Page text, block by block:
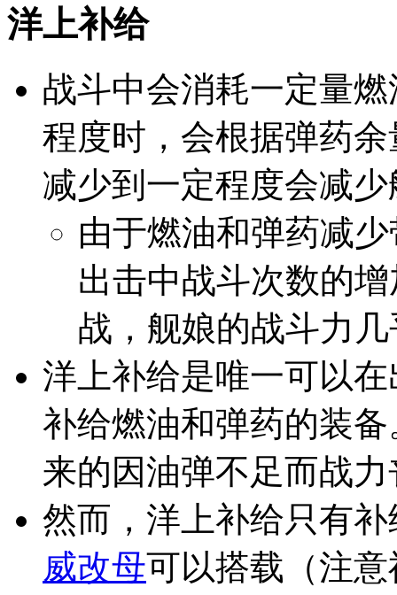
洋上补给
战斗中会消耗一定量
程度时，会根据弹药
减少到一定程度会减
由于燃油和弹药减
出击中战斗次数的
战，舰娘的战斗力
洋上补给是唯一可以
补给燃油和弹药的装
来的因油弹不足而战
然而，洋上补给只有补
威改母可以搭载（注